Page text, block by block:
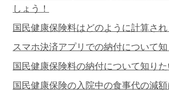
しょう！
国民健康保険料はどのように計算さ
スマホ決済アプリでの納付について
国民健康保険料の納付について知りた
国民健康保険の入院中の食事代の減